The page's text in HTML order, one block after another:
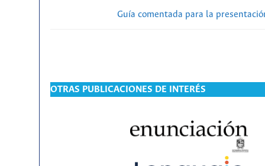
Guía comentada para la
OTRAS PUBLICACIONES DE INTERÉS